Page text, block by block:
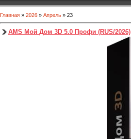
Главная » 2026 » Апрель » 23
AMS Мой Дом 3D 5.0 Профи (RUS/2026)